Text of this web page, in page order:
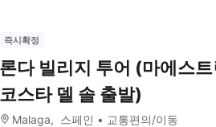
즉시확정
론다 빌리지 투어 (마에스
코스타 델 솔 출발)
Malaga 스페인 교통편의/이동